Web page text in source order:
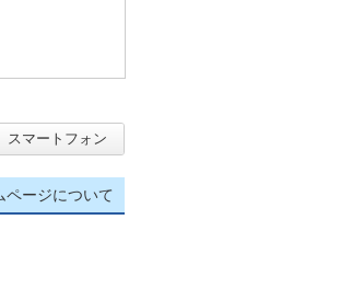
スマートフォン
ページについて